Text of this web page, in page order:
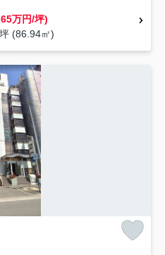
万円/坪)
(86.94㎡)